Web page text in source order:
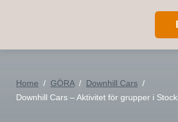
Home GÖRA
Downhill Cars
Downhill Cars – Aktivitet för grupper i